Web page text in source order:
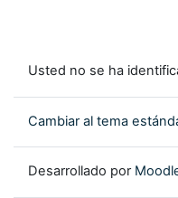
Usted no se ha
Cambiar al tema
Desarrollado por